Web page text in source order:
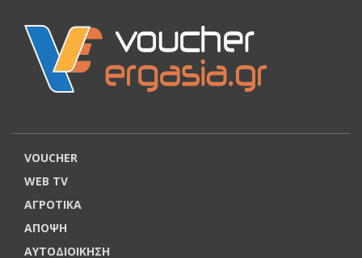
VOUCHER
WEB TV
ΑΓΡΟΤΙΚΑ
ΑΠΟΨΗ
ΑΥΤΟΔΙΟΙΚΗΣΗ